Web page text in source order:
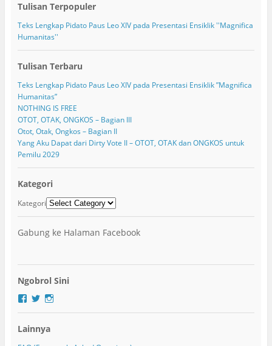
Tulisan Terpopuler
Teks Lengkap Pidato Paus Leo XIV pada Presentasi Ensiklik ''Magnifica
Humanitas''
Tulisan Terbaru
Teks Lengkap Pidato Paus Leo XIV pada Presentasi Ensiklik ”Magnifica
Humanitas”
NOTHING IS FREE
OTOT, OTAK, ONGKOS – Bagian III
Otot, Otak, Ongkos – Bagian II
Yang Aku Dapat dari Dirty Vote II – OTOT, OTAK dan ONGKOS untuk
Pemilu 2029
Kategori
Kategori
Gabung ke Halaman Facebook
Ngobrol Sini
F
e
T
t
Lainnya